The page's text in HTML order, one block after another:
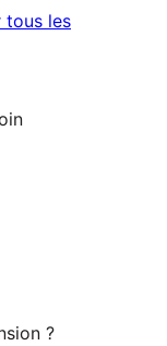
tous lesavis
?